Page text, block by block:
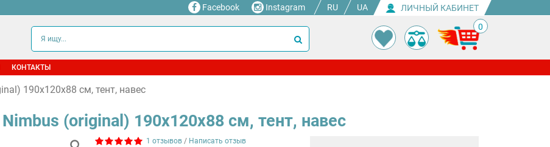
Facebook Instagram RU UA ЛИЧНЫЙ КАБИНЕТ
0
КОНТАКТЫ
190x120x88 см, тент, навес
(original) 190x120x88 см, тент, навес
1 отзывов / Написать отзыв